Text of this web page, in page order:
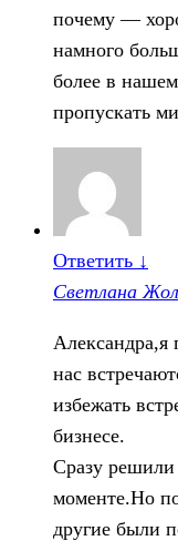
почему —
намного
более в
пропускать
Ответить ↓
Светлана
нас
избежать
бизнесе.
Сразу решили
моменте.Но
другие были